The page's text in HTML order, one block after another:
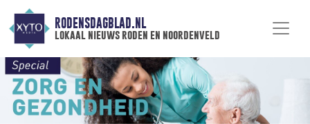
RODENSDAGBLAD.NL
lokaal nieuws roden en noordenveld